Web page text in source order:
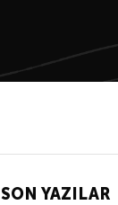
SON YAZILAR